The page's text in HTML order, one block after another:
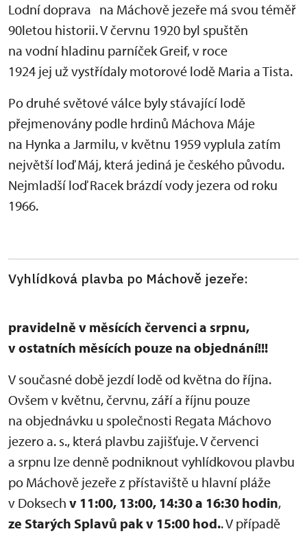
Lodní doprava na Máchově jezeře má svou téměř
90letou historii. V červnu 1920 byl spuštěn
na vodní hladinu parníček Greif, v roce
1924 jej už vystřídaly motorové lodě Maria a Tista.
Po druhé světové válce byly stávající lodě
přejmenovány podle hrdinů Máchova Máje
na Hynka a Jarmilu, v květnu 1959 vyplula zatím
největší loď Máj, která jediná je českého původu.
Nejmladší loď Racek brázdí vody jezera od roku
1966.
Vyhlídková plavba po Máchově jezeře:
pravidelně v měsících červenci a srpnu,
v ostatních měsících pouze na objednání!!!
V současné době jezdí lodě od května do října.
Ovšem v květnu, červnu, září a říjnu pouze
na objednávku u společnosti Regata Máchovo
jezero a. s., která plavbu zajišťuje. V červenci
a srpnu lze denně podniknout vyhlídkovou plavbu
po Máchově jezeře z přístaviště u hlavní pláže
v Doksech v 11:00, 13:00, 14:30 a 16:30 hodin,
ze Starých Splavů pak v 15:00 hod.. V případě